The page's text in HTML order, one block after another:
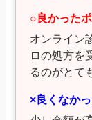
○良かった
オンライン
ロの処方を
るのがとて
×良くなか